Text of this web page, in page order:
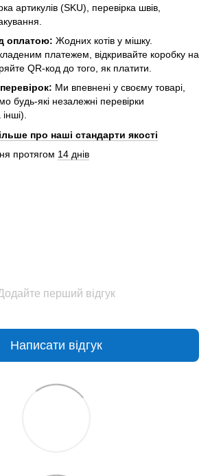
артикулів (SKU), перевірка швів,
оплатою: Жодних котів у мішку.
платежем, відкривайте коробку на
QR-код до того, як платити.
Ми впевнені у своєму товарі,
будь-які незалежні перевірки
про наші стандарти якості
протягом 14 днів
перший відгук
Написати відгук